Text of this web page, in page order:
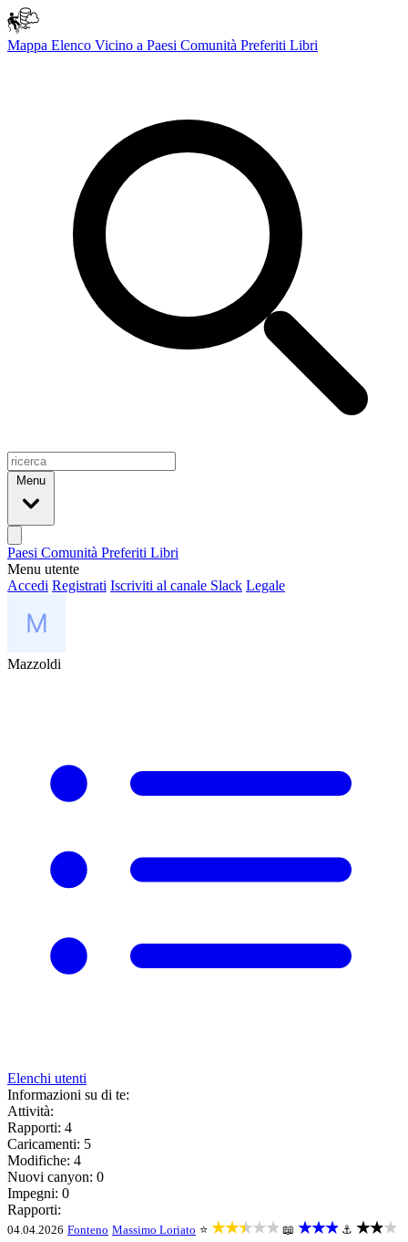
Mappa Elenco Vicino a Paesi Comunità Preferiti Libri
Menu
Paesi Comunità Preferiti Libri
Menu utente
Accedi Registrati Iscriviti al canale Slack Legale
Mazzoldi
Elenchi utenti
Informazioni su di te:
Attività:
Rapporti: 4
Caricamenti: 5
Modifiche: 4
Nuovi canyon: 0
Impegni: 0
Rapporti:
04.04.2026 Fonteno Massimo Loriato ⭐ ★★★★★ 📖 ★★★ ⚓ ★★★